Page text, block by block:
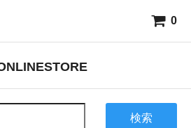
0
検索